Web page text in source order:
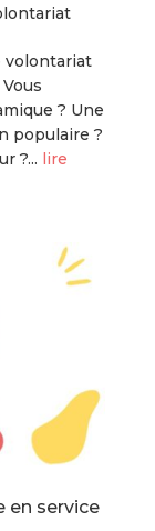
volontariat
? Une
populaire ?
?... lire
en service